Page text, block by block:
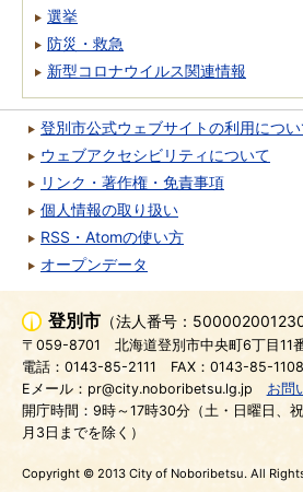
選挙
防災・救急
新型コロナウイルス関連情報
登別市公式ウェブサイトの利用につい
ウェブアクセシビリティについて
リンク・著作権・免責事項
個人情報の取り扱い
RSS・Atomの使い方
オープンデータ
登別市 （法人番号：
〒059-8701
北海道登別市中央町6丁目11
電話：0143-85-2111
FAX：0143-85-1108
Eメール：pr@city.noboribetsu.lg.jp
お問
開庁時間：9時～17時30分（土・日曜日、
月3日までを除く）
Copyright © 2013 City of Noboribetsu. All